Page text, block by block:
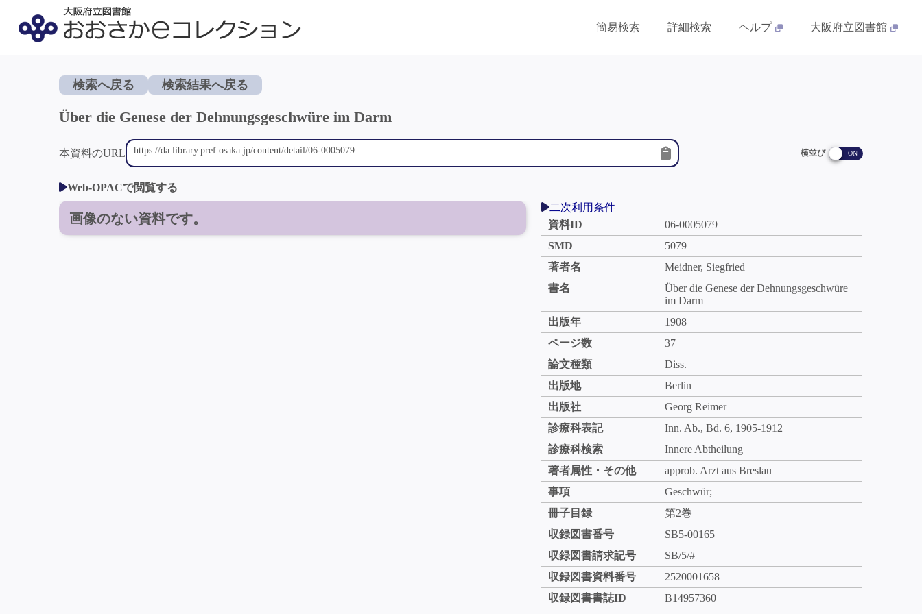
簡易検索 詳細検索 ヘルプ 大阪府立図書館
検索へ戻る 検索結果へ戻る
Über die Genese der Dehnungsgeschwüre im Darm
本資料のURL 横並び
Web-OPACで閲覧する
画像のない資料です。
二次利用条件
資料ID
06-0005079
SMD
5079
著者名
Meidner, Siegfried
書名
Über die Genese der Dehnungsgeschwüre
im Darm
出版年
1908
ページ数
37
論文種類
Diss.
出版地
Berlin
出版社
Georg Reimer
診療科表記
Inn. Ab., Bd. 6, 1905-1912
診療科検索
Innere Abtheilung
著者属性・その他
approb. Arzt aus Breslau
事項
Geschwür;
冊子目録
第2巻
収録図書番号
SB5-00165
収録図書請求記号
SB/5/#
収録図書資料番号
2520001658
収録図書書誌ID
B14957360